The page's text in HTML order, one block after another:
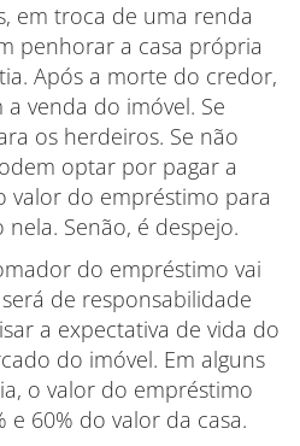
em troca de uma renda
penhorar a casa própria
Após a morte do credor,
venda do imóvel. Se
os herdeiros. Se não
optar por pagar a
valor do empréstimo para
Senão, é despejo.
do empréstimo vai
de responsabilidade
a expectativa de vida do
do imóvel. Em alguns
o valor do empréstimo
e 60% do valor da casa.